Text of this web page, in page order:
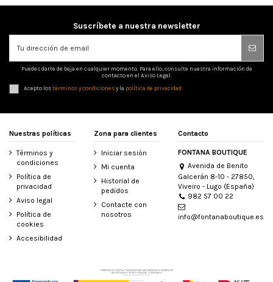
Suscríbete a nuestra newsletter
Puedes darte de baja en cualquier momento. Para ello, consulte nuestra información de
contacto en el Aviso Legal.
Acepto lostérminos y condicionesy la política de privacidad
Nuestras políticas
Términos y
condiciones
Política de
privacidad
Aviso legal
Política de
cookies
Accesibilidad
Zona para clientes
Iniciar sesión
Mi cuenta
Historial de
pedidos
Contacte con
nosotros
Contacto
FONTANA BOUTIQUE
Avenida de Benito
Galcerán 8-10 - 27850,
Viveiro - Lugo (España)
982 57 00 22
info@fontanaboutique.es